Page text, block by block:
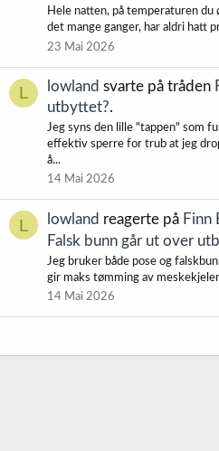
Hele natten, på temperaturen du
det mange ganger, har aldri hatt
23 Mai 2026
L lowland svarte på tråden
utbyttet?.
Jeg syns den lille "tappen" som
effektiv sperre for trub at jeg
å...
14 Mai 2026
L lowland reagerte på Finn
Falsk bunn går ut over
Jeg bruker både pose og
gir maks tømming av
14 Mai 2026